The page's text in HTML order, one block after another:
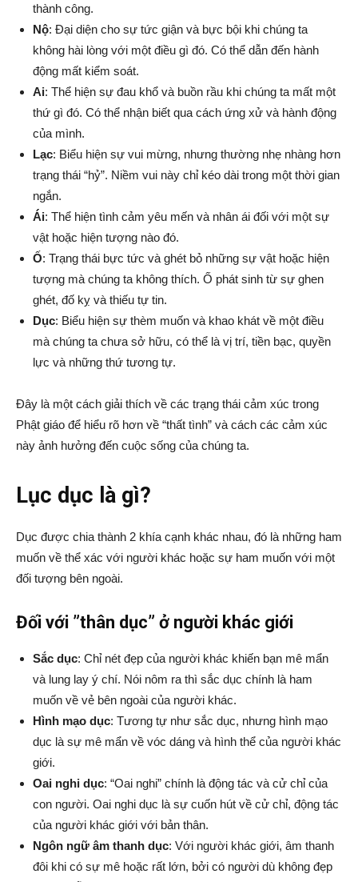
thành công.
Nộ: Đại diện cho sự tức giận và bực bội khi chúng ta
không hài lòng với một điều gì đó. Có thể dẫn đến hành
động mất kiểm soát.
Ai: Thể hiện sự đau khổ và buồn rầu khi chúng ta mất một
thứ gì đó. Có thể nhận biết qua cách ứng xử và hành động
của mình.
Lạc: Biểu hiện sự vui mừng, nhưng thường nhẹ nhàng hơn
trạng thái “hỷ”. Niềm vui này chỉ kéo dài trong một thời gian
ngắn.
Ái: Thể hiện tình cảm yêu mến và nhân ái đối với một sự
vật hoặc hiện tượng nào đó.
Ố: Trạng thái bực tức và ghét bỏ những sự vật hoặc hiện
tượng mà chúng ta không thích. Ố phát sinh từ sự ghen
ghét, đố kỵ và thiếu tự tin.
Dục: Biểu hiện sự thèm muốn và khao khát về một điều
mà chúng ta chưa sở hữu, có thể là vị trí, tiền bạc, quyền
lực và những thứ tương tự.
Đây là một cách giải thích về các trạng thái cảm xúc trong
Phật giáo để hiểu rõ hơn về “thất tình” và cách các cảm xúc
này ảnh hưởng đến cuộc sống của chúng ta.
Lục dục là gì?
Dục được chia thành 2 khía cạnh khác nhau, đó là những ham
muốn về thể xác với người khác hoặc sự ham muốn với một
đối tượng bên ngoài.
Đối với ”thân dục” ở người khác giới
Sắc dục: Chỉ nét đẹp của người khác khiến bạn mê mẩn
và lung lay ý chí. Nói nôm ra thì sắc dục chính là ham
muốn về vẻ bên ngoài của người khác.
Hình mạo dục: Tương tự như sắc dục, nhưng hình mạo
dục là sự mê mẩn về vóc dáng và hình thể của người khác
giới.
Oai nghi dục: “Oai nghi” chính là động tác và cử chỉ của
con người. Oai nghi dục là sự cuốn hút về cử chỉ, động tác
của người khác giới với bản thân.
Ngôn ngữ âm thanh dục: Với người khác giới, âm thanh
đôi khi có sự mê hoặc rất lớn, bởi có người dù không đẹp